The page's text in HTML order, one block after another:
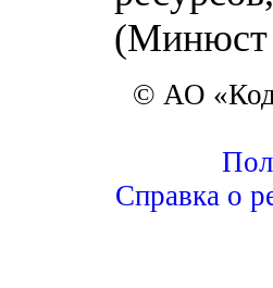
(Минюст
© АО
Справка о